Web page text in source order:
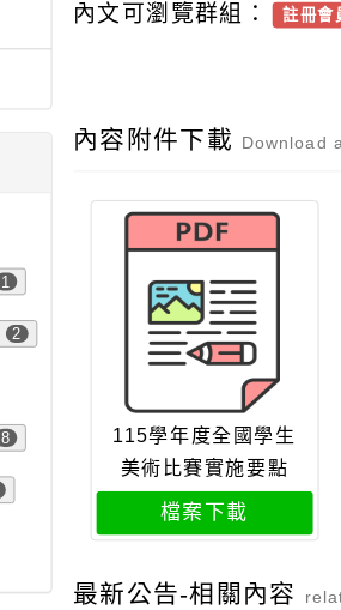
1
2
8
內文可瀏覽群組： 註冊會
內容附件下載 Download
115學年度全國學生
美術比賽實施要點
檔案下載
最新公告-相關內容